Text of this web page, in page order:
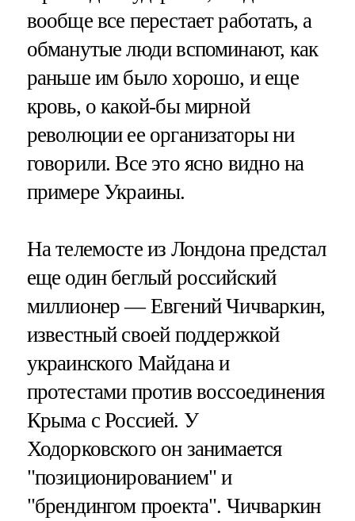
вообще все перестает работать, а
обманутые люди вспоминают, как
раньше им было хорошо, и еще
кровь, о какой-бы мирной
революции ее организаторы ни
говорили. Все это ясно видно на
примере Украины.
На телемосте из Лондона предстал
еще один беглый российский
миллионер — Евгений Чичваркин,
известный своей поддержкой
украинского Майдана и
протестами против воссоединения
Крыма с Россией. У
Ходорковского он занимается
"позиционированием" и
"брендингом проекта". Чичваркин